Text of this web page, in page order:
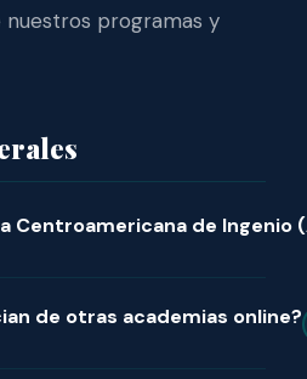
programas y
Centroamericana de Ingenio
de otras academias online?